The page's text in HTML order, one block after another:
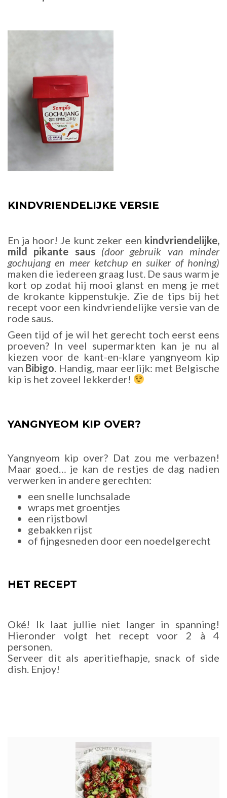
KINDVRIENDELIJKE VERSIE
En ja hoor! Je kunt zeker een kindvriendelijke,
mild pikante saus (door gebruik van minder
gochujang en meer ketchup en suiker of honing)
maken die iedereen graag lust. De saus warm je
kort op zodat hij mooi glanst en meng je met
de krokante kippenstukje. Zie de tips bij het
recept voor een kindvriendelijke versie van de
rode saus.
Geen tijd of je wil het gerecht toch eerst eens
proeven? In veel supermarkten kan je nu al
kiezen voor de kant-en-klare yangnyeom kip
van Bibigo. Handig, maar eerlijk: met Belgische
kip is het zoveel lekkerder!
YANGNYEOM KIP OVER?
Yangnyeom kip over? Dat zou me verbazen!
Maar goed… je kan de restjes de dag nadien
verwerken in andere gerechten:
een snelle lunchsalade
wraps met groentjes
een rijstbowl
gebakken rijst
of fijngesneden door een noedelgerecht
HET RECEPT
Oké! Ik laat jullie niet langer in spanning!
Hieronder volgt het recept voor 2 à 4
personen.
Serveer dit als aperitiefhapje, snack of side
dish. Enjoy!